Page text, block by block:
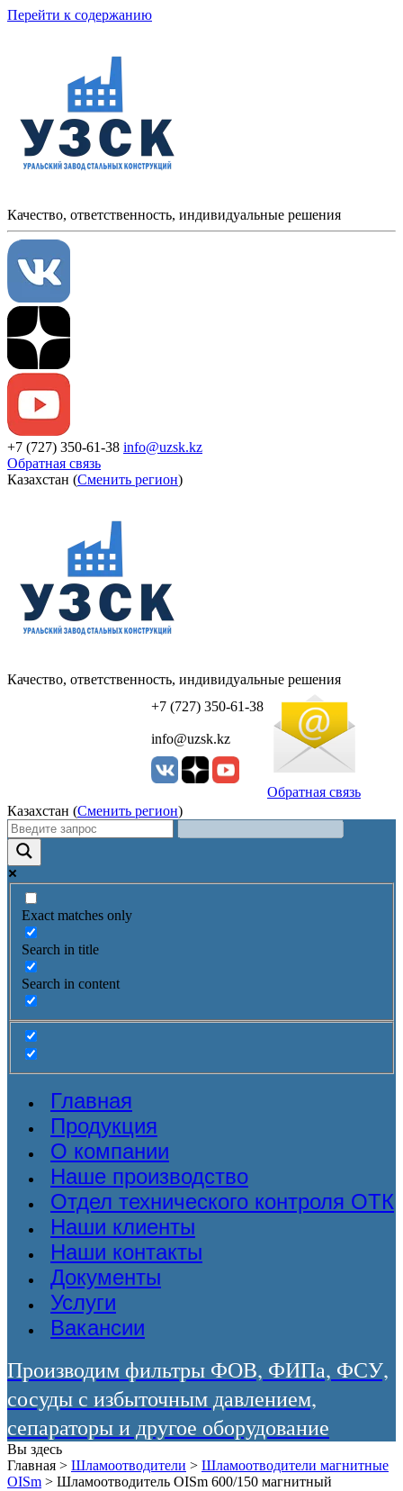
Перейти к содержанию
Качество, ответственность, индивидуальные решения
+7 (727) 350-61-38 info@uzsk.kz
Обратная связь
Казахстан (Сменить регион)
УЗСК Казахстан
Качество, ответственность, индивидуальные решения
+7 (727) 350-61-38
info@uzsk.kz
Обратная связь
Казахстан (Сменить регион)
Exact matches only
Search in title
Search in content
Главная
Продукция
О компании
Наше производство
Отдел технического контроля ОТК
Наши клиенты
Наши контакты
Документы
Услуги
Вакансии
Производим фильтры ФОВ, ФИПа, ФСУ,
сосуды с избыточным давлением,
сепараторы и другое оборудование
Вы здесь
Главная > Шламоотводители > Шламоотводители магнитные
OISm > Шламоотводитель OISm 600/150 магнитный